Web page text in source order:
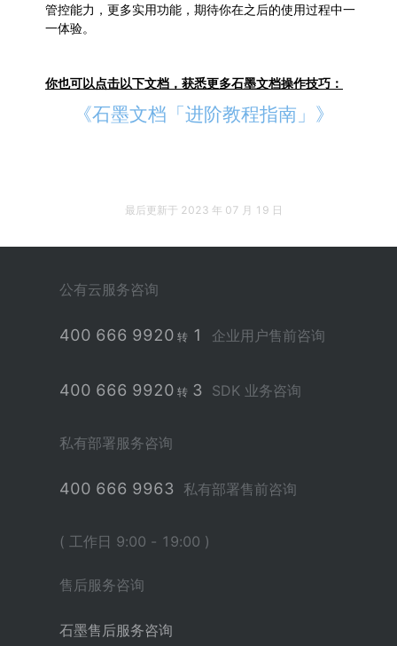
管控能力，更多实用功能，期待你在之后的使用过程中一
一体验。
你也可以点击以下文档，获悉更多石墨文档操作技巧：
《石墨文档「进阶教程指南」》
最后更新于 2023 年 07 月 19 日
公有云服务咨询
400 666 9920 转1 企业用户售前咨询
400 666 9920 转3 SDK 业务咨询
私有部署服务咨询
400 666 9963 私有部署售前咨询
( 工作日 9:00 - 19:00 )
售后服务咨询
石墨售后服务咨询